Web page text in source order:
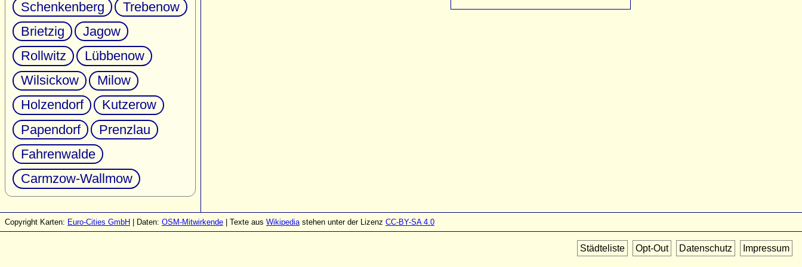
Schenkenberg
Trebenow
Brietzig
Jagow
Rollwitz
Lübbenow
Wilsickow
Milow
Holzendorf
Kutzerow
Papendorf
Prenzlau
Fahrenwalde
Carmzow-Wallmow
Copyright Karten: Euro-Cities GmbH | Daten: OSM-Mitwirkende | Texte aus Wikipediastehen unter der Lizenz CC-BY-SA 4.0
Städteliste Opt-Out Datenschutz Impressum